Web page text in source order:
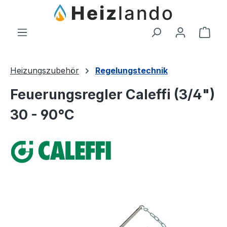
Zum Hauptinhalt springen
Heizungszubehör Regelungstechnik
Feuerungsregler Caleffi (3/4")
30 - 90°C